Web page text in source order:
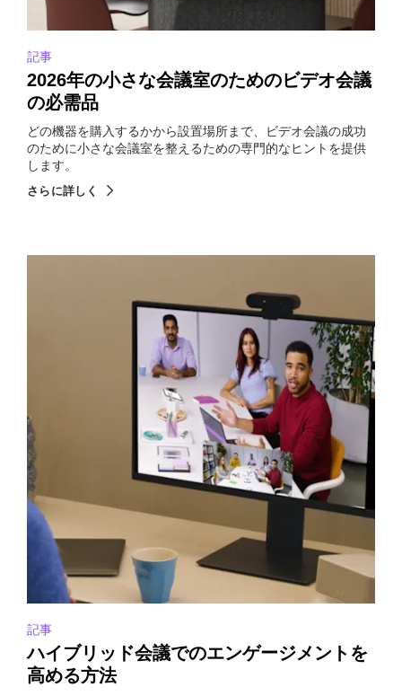
記事
2026年の小さな会議室のためのビデオ会議
の必需品
どの機器を購入するかから設置場所まで、ビデオ会議の成功
のために小さな会議室を整えるための専門的なヒントを提供
します。
さらに詳しく
記事
ハイブリッド会議でのエンゲージメントを
高める方法